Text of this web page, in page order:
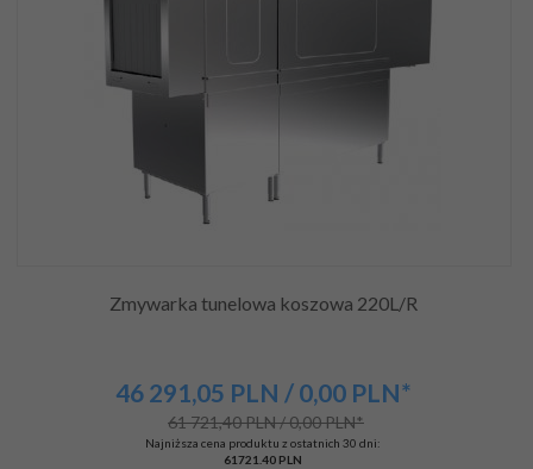
Zmywarka tunelowa koszowa 220L/R
46 291,05 PLN / 0,00 PLN*
61 721,40 PLN / 0,00 PLN*
Najniższa cena produktu z ostatnich 30 dni:
61721.40 PLN